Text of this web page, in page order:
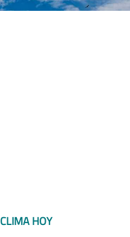
CLIMA HOY